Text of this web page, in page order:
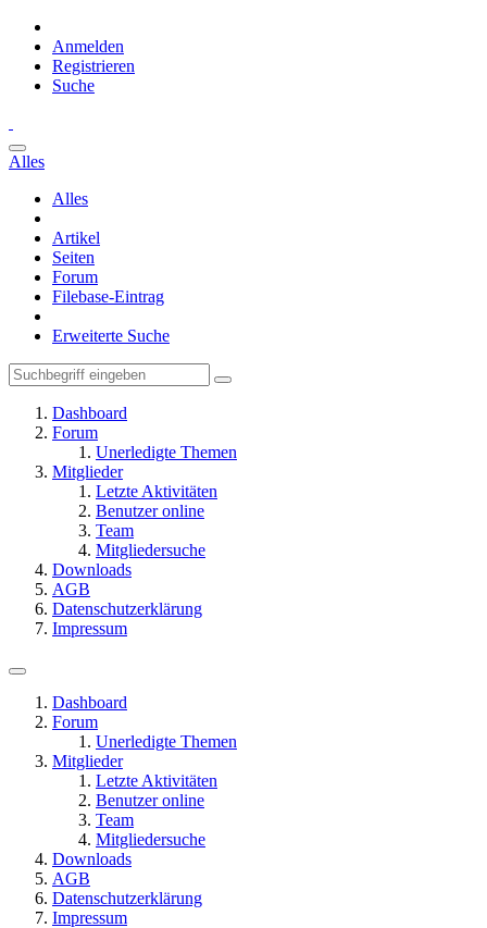
Anmelden
Registrieren
Suche
Alles
Alles
Artikel
Seiten
Forum
Filebase-Eintrag
Erweiterte Suche
Dashboard
Forum
Unerledigte Themen
Mitglieder
Letzte Aktivitäten
Benutzer online
Team
Mitgliedersuche
Downloads
AGB
Datenschutzerklärung
Impressum
Dashboard
Forum
Unerledigte Themen
Mitglieder
Letzte Aktivitäten
Benutzer online
Team
Mitgliedersuche
Downloads
AGB
Datenschutzerklärung
Impressum